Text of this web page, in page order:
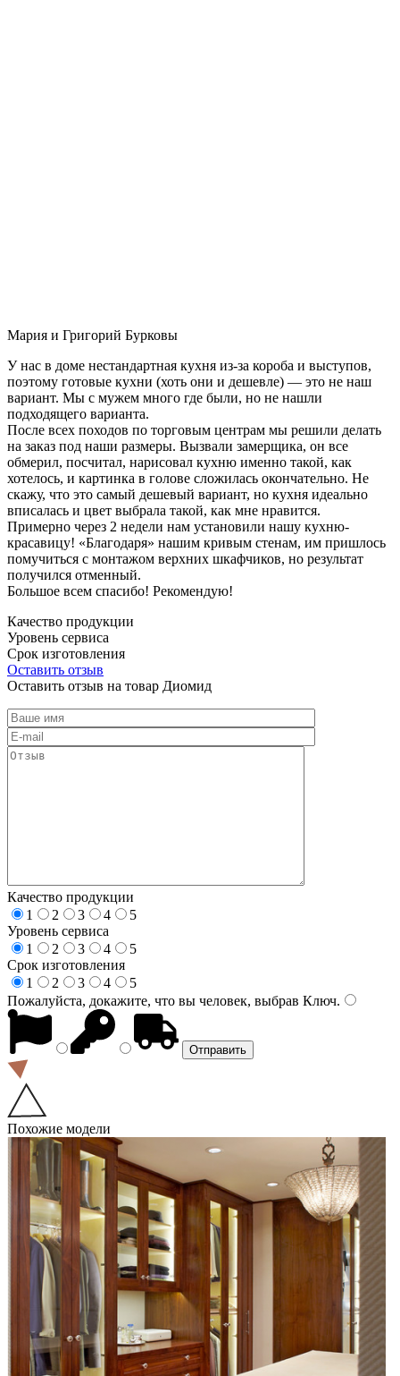
Мария и Григорий Бурковы
У нас в доме нестандартная кухня из-за короба и выступов,
поэтому готовые кухни (хоть они и дешевле) — это не наш
вариант. Мы с мужем много где были, но не нашли
подходящего варианта.
После всех походов по торговым центрам мы решили делать
на заказ под наши размеры. Вызвали замерщика, он все
обмерил, посчитал, нарисовал кухню именно такой, как
хотелось, и картинка в голове сложилась окончательно. Не
скажу, что это самый дешевый вариант, но кухня идеально
вписалась и цвет выбрала такой, как мне нравится.
Примерно через 2 недели нам установили нашу кухню-
красавицу! «Благодаря» нашим кривым стенам, им пришлось
помучиться с монтажом верхних шкафчиков, но результат
получился отменный.
Большое всем спасибо! Рекомендую!
Качество продукции
Уровень сервиса
Срок изготовления
Оставить отзыв
Оставить отзыв на товар Диомид
Качество продукции
1
2 3 4
5
Уровень сервиса
1
2 3 4
5
Срок изготовления
1
2 3 4
5
Пожалуйста, докажите, что вы человек, выбрав Ключ.
Похожие модели